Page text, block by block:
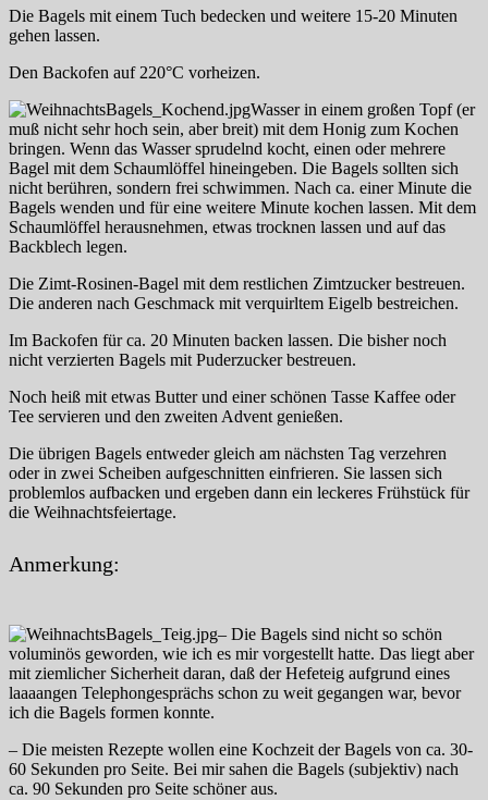
Die Bagels mit einem Tuch bedecken und weitere 15-20 Minuten
gehen lassen.
Den Backofen auf 220°C vorheizen.
Wasser in einem großen Topf (er
muß nicht sehr hoch sein, aber breit) mit dem Honig zum Kochen
bringen. Wenn das Wasser sprudelnd kocht, einen oder mehrere
Bagel mit dem Schaumlöffel hineingeben. Die Bagels sollten sich
nicht berühren, sondern frei schwimmen. Nach ca. einer Minute die
Bagels wenden und für eine weitere Minute kochen lassen. Mit dem
Schaumlöffel herausnehmen, etwas trocknen lassen und auf das
Backblech legen.
Die Zimt-Rosinen-Bagel mit dem restlichen Zimtzucker bestreuen.
Die anderen nach Geschmack mit verquirltem Eigelb bestreichen.
Im Backofen für ca. 20 Minuten backen lassen. Die bisher noch
nicht verzierten Bagels mit Puderzucker bestreuen.
Noch heiß mit etwas Butter und einer schönen Tasse Kaffee oder
Tee servieren und den zweiten Advent genießen.
Die übrigen Bagels entweder gleich am nächsten Tag verzehren
oder in zwei Scheiben aufgeschnitten einfrieren. Sie lassen sich
problemlos aufbacken und ergeben dann ein leckeres Frühstück für
die Weihnachtsfeiertage.
Anmerkung:
– Die Bagels sind nicht so schön
voluminös geworden, wie ich es mir vorgestellt hatte. Das liegt aber
mit ziemlicher Sicherheit daran, daß der Hefeteig aufgrund eines
laaaangen Telephongesprächs schon zu weit gegangen war, bevor
ich die Bagels formen konnte.
– Die meisten Rezepte wollen eine Kochzeit der Bagels von ca. 30-
60 Sekunden pro Seite. Bei mir sahen die Bagels (subjektiv) nach
ca. 90 Sekunden pro Seite schöner aus.